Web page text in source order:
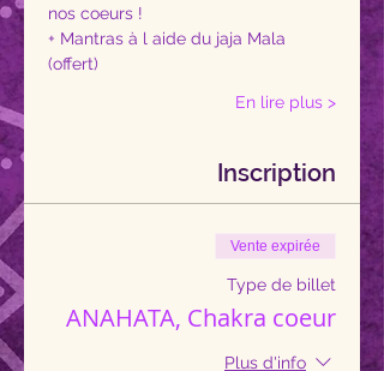
nos coeurs !
+ Mantras à l aide du jaja Mala
(offert)
En lire plus >
Inscription
Vente expirée
Type de billet
ANAHATA, Chakra coeur
Plus d'info